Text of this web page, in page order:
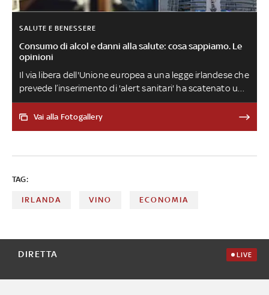
SALUTE E BENESSERE
Consumo di alcol e danni alla salute: cosa sappiamo. Le
opinioni
Il via libera dell'Unione europea a una legge irlandese che
prevede l’inserimento di 'alert sanitari' ha scatenato un
lungo dibattito che coinvolge non solo esponenti del
mondo politico e delle associazioni di categoria, ma
Vai alla Fotogallery
TAG:
IRLANDA VINO ECONOMIA
DIRETTA LIVE